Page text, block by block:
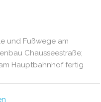
und Fußwege am
Chausseestraße;
Hauptbahnhof fertig